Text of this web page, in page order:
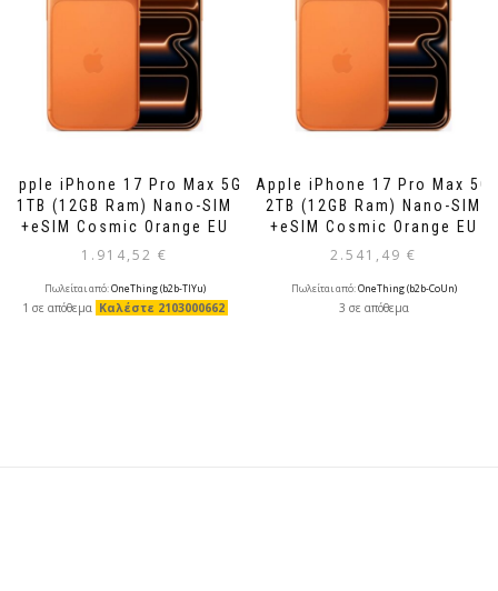
Apple iPhone 17 Pro Max 5G
1TB (12GB Ram) Nano-SIM
+eSIM Cosmic Orange EU
1.914,52 €
Πωλείται από:OneThing (b2b-TlYu)
1 σε απόθεμα Καλέστε 2103000662
Apple iPhone 17 Pro Max 5G
2TB (12GB Ram) Nano-SIM
+eSIM Cosmic Orange EU
2.541,49 €
Πωλείται από:OneThing (b2b-CoUn)
3 σε απόθεμα